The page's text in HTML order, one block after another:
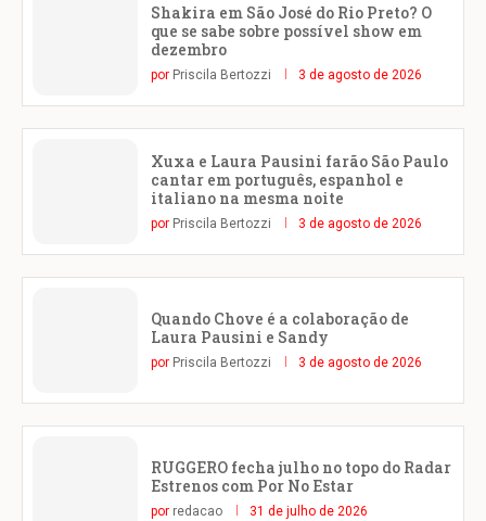
Shakira em São José do Rio Preto? O
que se sabe sobre possível show em
dezembro
por Priscila Bertozzi 3 de agosto de 2026
Xuxa e Laura Pausini farão São Paulo
cantar em português, espanhol e
italiano na mesma noite
por Priscila Bertozzi 3 de agosto de 2026
Quando Chove é a colaboração de
Laura Pausini e Sandy
por Priscila Bertozzi 3 de agosto de 2026
RUGGERO fecha julho no topo do Radar
Estrenos com Por No Estar
por redacao 31 de julho de 2026